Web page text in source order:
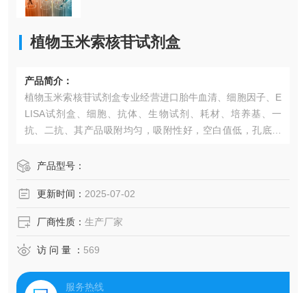
植物玉米索核苷试剂盒​
产品简介：
植物玉米索核苷试剂盒​专业经营进口胎牛血清、细胞因子、E
LISA试剂盒、细胞、抗体、生物试剂、耗材、培养基、一
抗、二抗、其产品吸附均匀，吸附性好，空白值低，孔底透
定的纯化技术，保证产品均能现货供应和产品质量的稳定
产品型号：
更新时间： 2025-07-02
厂商性质： 生产厂家
访 问 量 ： 569
服务热线